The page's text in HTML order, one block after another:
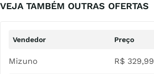
VEJA TAMBÉM OUTRAS OFERTAS
Mizuno R$ 329,99